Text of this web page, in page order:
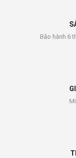
Bảo hành 6